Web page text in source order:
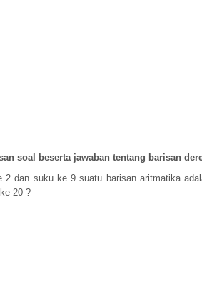
soal beserta jawaban tentang barisan
2 dan suku ke 9 suatu barisan aritmatika
20 ?